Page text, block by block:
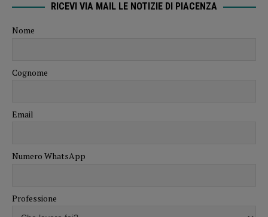
RICEVI VIA MAIL LE NOTIZIE DI PIACENZA
Nome
Cognome
Email
Numero WhatsApp
Professione